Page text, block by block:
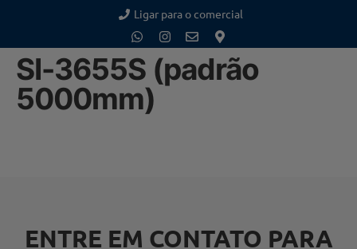
Ligar para o comercial
SI-3655S (padrão
5000mm)
ENTRE EM CONTATO PARA